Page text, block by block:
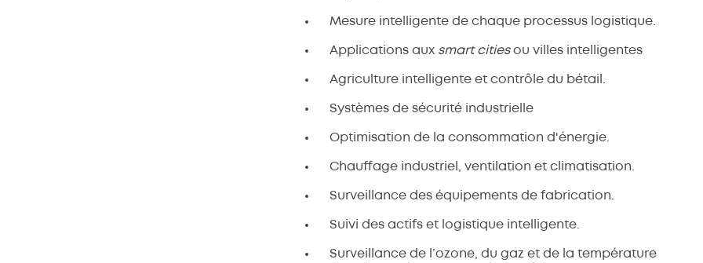
Mesure intelligente de chaque processus logistique.
Applications aux smart cities ou villes intelligentes
Agriculture intelligente et contrôle du bétail.
Systèmes de sécurité industrielle
Optimisation de la consommation d'énergie.
Chauffage industriel, ventilation et climatisation.
Surveillance des équipements de fabrication.
Suivi des actifs et logistique intelligente.
Surveillance de l’ozone, du gaz et de la température